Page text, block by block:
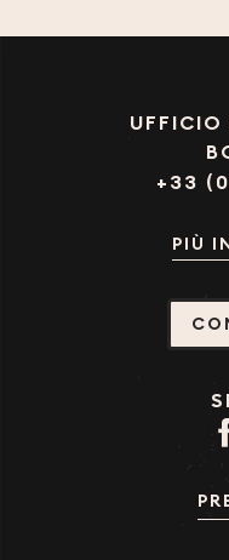
UFFICIO
+33
PIÙ